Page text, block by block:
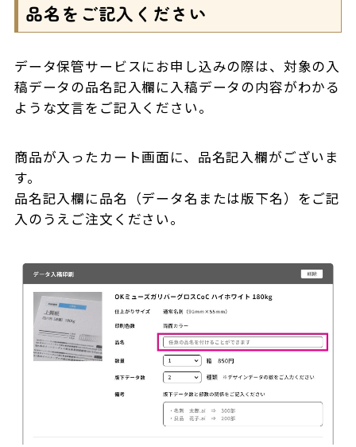
品名をご記入ください
データ保管サービスにお申し込みの際は、対象の入
稿データの品名記入欄に入稿データの内容がわかる
ような文言をご記入ください。
商品が入ったカート画面に、品名記入欄がございま
す。
品名記入欄に品名（データ名または版下名）をご記
入のうえご注文ください。